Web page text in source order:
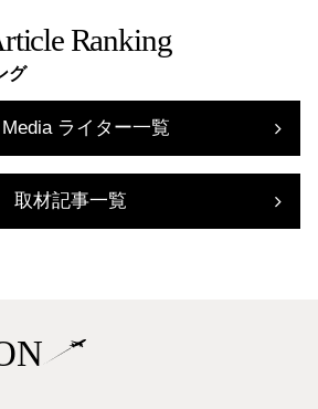
Ranking
グ
ライター一覧
取材記事一覧